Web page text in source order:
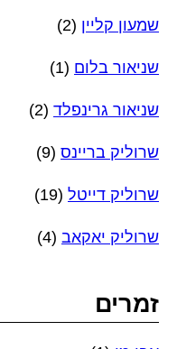
שמעון קליין (2)
שניאור בלום (1)
שניאור גרינפלד (2)
שרוליק בריינס (9)
שרוליק דייטל (19)
שרוליק יאקאב (4)
זמרים